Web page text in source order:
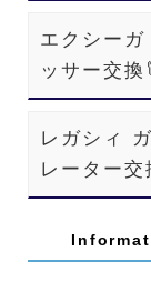
エクシー
ッサー交換
レガシィ
レーター交